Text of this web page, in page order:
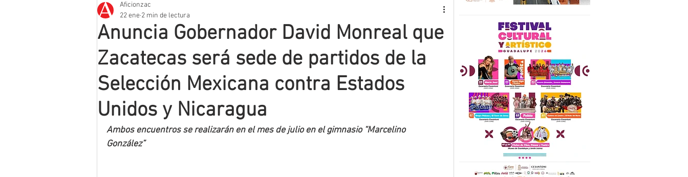
Que no se olvide
Mineros LNBP
Anuncia Gobernador David Monreal que
Zacatecas será sede de partidos de la
Selección Mexicana contra Estados
Unidos y Nicaragua
Aficionzac
22 ene 2 min de lectura
Ambos encuentros se realizarán en el mes de julio en el gimnasio “Marcelino
González”